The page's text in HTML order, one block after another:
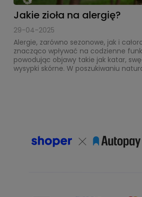
Jakie zioła na alergię?
29-04-2025
Alergie, zarówno sezonowe, jak i
znacząco wpływać na codzienne
powodując objawy takie jak katar,
wysypki skórne. W poszukiwaniu